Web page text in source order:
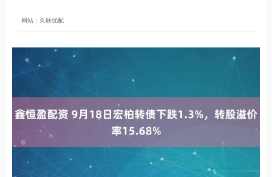
网站：久联优配